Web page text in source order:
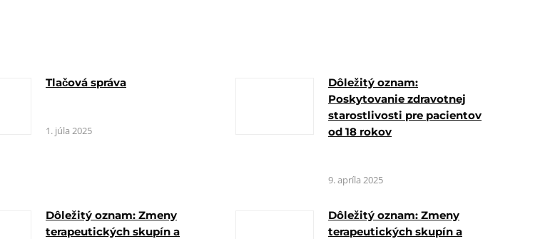
Tlačová správa
1. júla 2025
Dôležitý oznam:
Poskytovanie zdravotnej
starostlivosti pre pacientov
od 18 rokov
9. apríla 2025
Dôležitý oznam: Zmeny
terapeutických skupín a
Dôležitý oznam: Zmeny
terapeutických skupín a